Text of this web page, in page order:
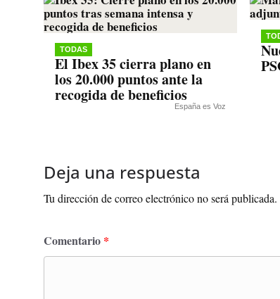
TODAS
El Ibex 35 cierra plano en
los 20.000 puntos ante la
recogida de beneficios
España es Voz
Deja una respuesta
Tu dirección de correo electrónico no será publicada.
Comentario *